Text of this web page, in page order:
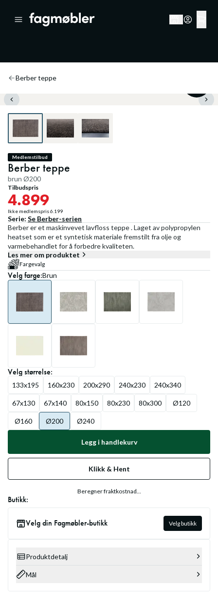
Berber teppe
Medlemstilbud
Berber teppe
brun Ø200
Tilbudspris
4.899
Ikke medlemspris6.199
Serie: Se Berber-serien
Berber er et maskinvevet lavfloss teppe . Laget av polypropylen
heatset som er et syntetisk materiale fremstilt fra olje og
varmebehandlet for å forbedre kvaliteten.
Les mer om produktet
Fargevalg
Velgfarge:Brun
Velgstørrelse:
133x195 160x230 200x290 240x230 240x340
67x130 67x140 80x150 80x230 80x300 Ø120
Ø160 Ø200 Ø240
Legg i handlekurv
Klikk & Hent
Beregner fraktkostnad...
Butikk:
Velg din Fagmøbler-butikk Velg butikk
Produktdetalj
Mål